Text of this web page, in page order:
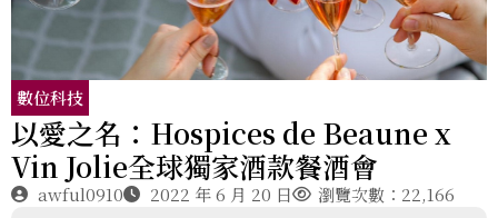
數位科技
以愛之名：Hospices de Beaune x
Vin Jolie全球獨家酒款餐酒會
awful0910 2022 年 6 月 20 日 瀏覽次數：22,166